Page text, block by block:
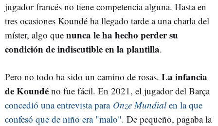
jugador francés no tiene competencia alguna. Hasta en
tres ocasiones Koundé ha llegado tarde a una charla del
míster, algo que nunca le ha hecho perder su
condición de indiscutible en la plantilla.
Pero no todo ha sido un camino de rosas. La infancia
de Koundé no fue fácil. En 2021, el jugador del Barça
concedió una entrevista para Onze Mundialen la que
confesó que de niño era "malo". De pequeño, pagaba la